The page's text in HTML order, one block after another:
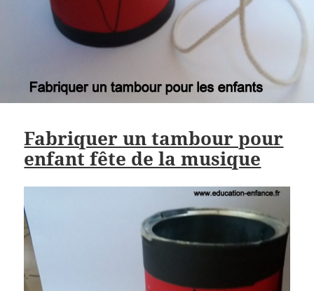
Fabriquer un tambour pour
enfant fête de la musique